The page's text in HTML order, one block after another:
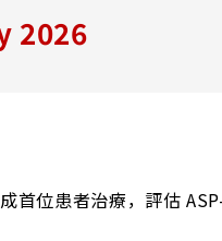
2026
首位患者治療，評估